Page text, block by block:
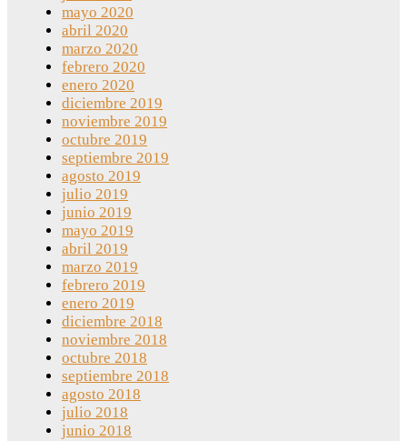
mayo 2020
abril 2020
marzo 2020
febrero 2020
enero 2020
diciembre 2019
noviembre 2019
octubre 2019
septiembre 2019
agosto 2019
julio 2019
junio 2019
mayo 2019
abril 2019
marzo 2019
febrero 2019
enero 2019
diciembre 2018
noviembre 2018
octubre 2018
septiembre 2018
agosto 2018
julio 2018
junio 2018